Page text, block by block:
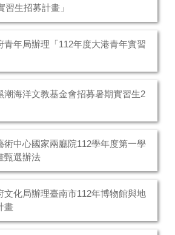
習生招募計畫」
青年局辦理「112年度大港青年實習
潮海洋文教基金會招募暑期實習生2
術中心國家兩廳院112學年度第一學
甄選辦法
文化局辦理臺南市112年博物館與地
畫